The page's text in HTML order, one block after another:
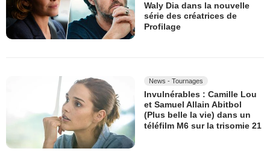
Waly Dia dans la nouvelle
série des créatrices de
Profilage
News - Tournages
Invulnérables : Camille Lou
et Samuel Allain Abitbol
(Plus belle la vie) dans un
téléfilm M6 sur la trisomie 21